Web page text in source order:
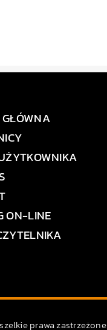
ON-LINE
prawa zastrzeżone